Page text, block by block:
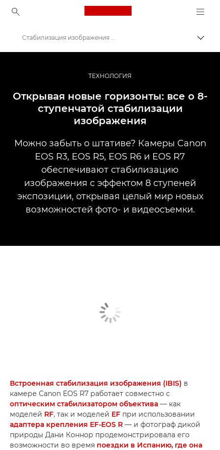
Canon Logo, back to
Профессиональная фото- и видеосъемка
Истории
Стабилизация изображения с эффектом 8 ступеней экспозиции
ТЕХНОЛОГИЯ
Открывая новые горизонты: все о 8-
ступенчатой стабилизации
изображения
Можно забыть о штативе? Камеры Canon
EOS R3, EOS R5, EOS R6 и EOS R7
обеспечивают стабилизацию
изображения с эффектом 8 ступеней
экспозиции, открывая целый мир новых
возможностей фото- и видеосъемки.
Встроенная стабилизация изображения (IBIS) в
камере Canon EOS R7 работает совместно с
оптическим стабилизатором объектива — как
моделей RF, так и моделей EF при использовании
адаптера крепления EF-EOS R — и фотограф дикой
природы Дани Коннор продемонстрировала его
возможности во время поездки в Испанию, где она